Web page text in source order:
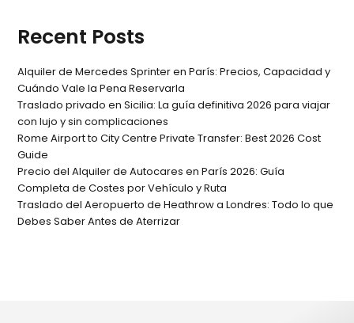
Recent Posts
Alquiler de Mercedes Sprinter en París: Precios, Capacidad y
Cuándo Vale la Pena Reservarla
Traslado privado en Sicilia: La guía definitiva 2026 para viajar
con lujo y sin complicaciones
Rome Airport to City Centre Private Transfer: Best 2026 Cost
Guide
Precio del Alquiler de Autocares en París 2026: Guía
Completa de Costes por Vehículo y Ruta
Traslado del Aeropuerto de Heathrow a Londres: Todo lo que
Debes Saber Antes de Aterrizar